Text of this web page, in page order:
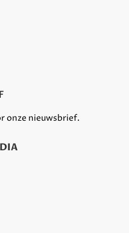
onze nieuwsbrief.